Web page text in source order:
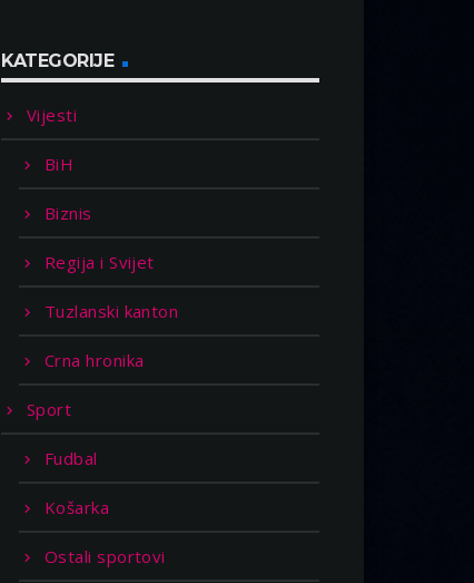
KATEGORIJE
Vijesti
BiH
Biznis
Regija i Svijet
Tuzlanski kanton
Crna hronika
Sport
Fudbal
Košarka
Ostali sportovi